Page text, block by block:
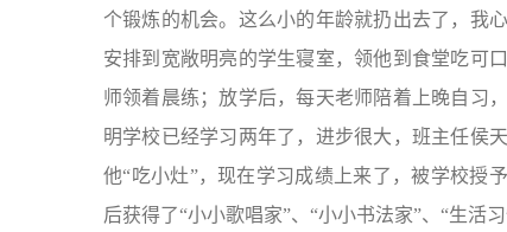
个锻炼的机会。这么小的年龄就扔出去了，我
安排到宽敞明亮的学生寝室，领他到食堂吃可
师领着晨练；放学后，每天老师陪着上晚自习
明学校已经学习两年了，进步很大，班主任侯
他“吃小灶”，现在学习成绩上来了，被学校授
后获得了“小小歌唱家”、“小小书法家”、“生活